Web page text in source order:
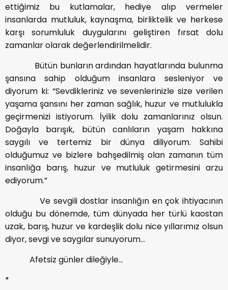
ettiğimiz bu kutlamalar, hediye alıp vermeler
insanlarda mutluluk, kaynaşma, birliktelik ve herkese
karşı sorumluluk duygularını geliştiren fırsat dolu
zamanlar olarak değerlendirilmelidir.
Bütün bunların ardından hayatlarında bulunma
şansına sahip olduğum insanlara sesleniyor ve
diyorum ki: “Sevdikleriniz ve sevenlerinizle size verilen
yaşama şansını her zaman sağlık, huzur ve mutlulukla
geçirmenizi istiyorum. İyilik dolu zamanlarınız olsun.
Doğayla barışık, bütün canlıların yaşam hakkına
saygılı ve tertemiz bir dünya diliyorum. Sahibi
olduğumuz ve bizlere bahşedilmiş olan zamanın tüm
insanlığa barış, huzur ve mutluluk getirmesini arzu
ediyorum.”
Ve sevgili dostlar insanlığın en çok ihtiyacının
olduğu bu dönemde, tüm dünyada her türlü kaostan
uzak, barış, huzur ve kardeşlik dolu nice yıllarımız olsun
diyor, sevgi ve saygılar sunuyorum…
Afetsiz günler dileğiyle…
*